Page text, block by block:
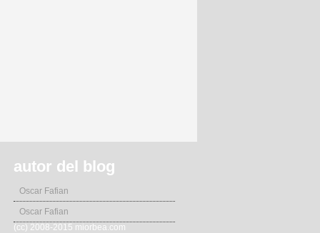
autor del blog
Oscar Fafian
Oscar Fafian
(cc) 2008-2015 miorbea.com